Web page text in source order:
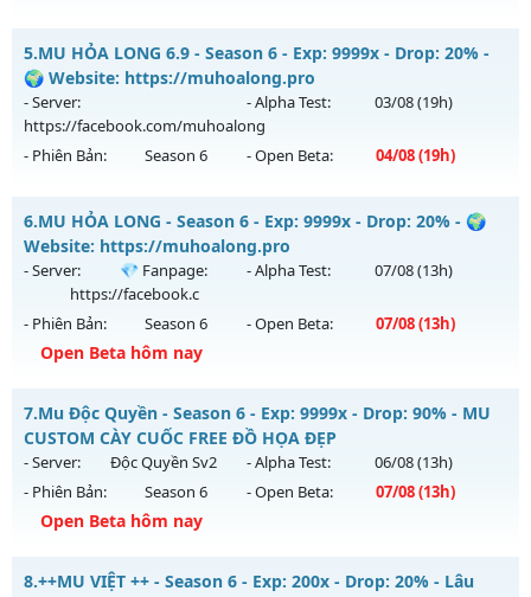
Thể loại: Mu Nguyên bản Webzen
Antihack: Anti Vip
MU HỎA LONG 6.9 - 🌍 Website: https://muhoalong.pro
Mu mới ra tháng 08 2026 - Mở máy chủ
https://facebook.com/muhoalongvào 13h ngày
05/08/2626
Exp: 9999x - Drop: 20%
Thể loại: Mu Nguyên bản Webzen
Antihack: XShield
5.MU HỎA LONG 6.9 - Season 6 - Exp: 9999x - Drop: 20% -
🌍 Website: https://muhoalong.pro
- Server:
https://facebook.com/muhoalong
- Alpha Test: 03/08(19h)
- Phiên Bản: Season 6 - Open Beta: 04/08(19h)
MU HỎA LONG 6.9 - 🌍 Website: https://muhoalong.pro
Mu mới ra tháng 08 2026 - Mở máy chủ
https://facebook.com/muhoalongvào 19h ngày
04/08/2626
Exp: 9999x - Drop: 20%
Kiểu reset: Non Reset
Antihack: XShield
6.MU HỎA LONG - Season 6 - Exp: 9999x - Drop: 20% - 🌍
Website: https://muhoalong.pro
- Server:
💎 Fanpage:
https://facebook.c
- Alpha Test: 07/08(13h)
- Phiên Bản: Season 6 - Open Beta: 07/08(13h)
Open Beta hôm nay
MU HỎA LONG - 🌍 Website: https://muhoalong.pro
Mu mới ra tháng 08 2026 - Mở máy chủ
https://facebook.cvào 13h ngày 07/08/2626
Exp: 9999x - Drop: 20%
Kiểu reset: Non Reset
Thể loại: Mu Nguyên bản Webzen
7.Mu Độc Quyền - Season 6 - Exp: 9999x - Drop: 90% - MU
CUSTOM CÀY CUỐC FREE ĐỒ HỌA ĐẸP
- Server: Độc Quyền Sv2 - Alpha Test: 06/08(13h)
- Phiên Bản:
Season 6 - Open Beta: 07/08(13h)
Open Beta hôm nay
Mu Độc Quyền - MU CUSTOM CÀY CUỐC FREE ĐỒ HỌA ĐẸP
8.++MU VIỆT ++ - Season 6 - Exp: 200x - Drop: 20% - Lâu